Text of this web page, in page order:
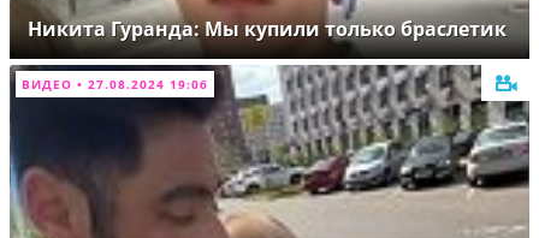
Никита Гуранда: Мы купили только браслетик
ВИДЕО • 27.08.2024 19:06